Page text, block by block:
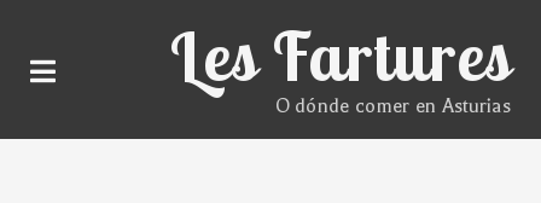
Les Fartures
O dónde comer en Asturias